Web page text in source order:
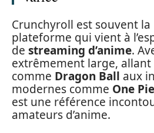
Crunchyroll est souvent
plateforme qui vient à
de streaming d’anime.
extrêmement large, allant
comme Dragon Ball aux
modernes comme One
est une référence
amateurs d’anime.